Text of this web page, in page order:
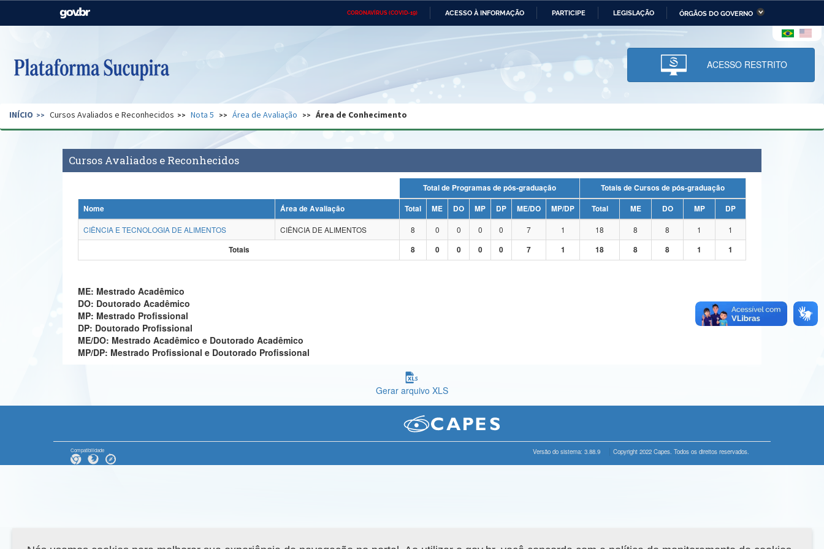
CORONAVÍRUS (COVID-19) ACESSO À INFORMAÇÃO PARTICIPE LEGISLAÇÃO ÓRGÃOS DO GOVERNO
Casa Civil Ministério das Relações Ministério da Economia Ministério da Infraestrutura
Pecuária e Abastecimento
Ministério da Ciência,
Tecnologia, Inovações e
Comunicações
Ministério do Desenvolvimento
Regional e dos Direitos Humanos
Secretaria de Governo Gabinete de Segurança Advocacia-Geral da União Banco Central do Brasil Planalto
ACESSO RESTRITO
INÍCIO Cursos Avaliados e Reconhecidos Nota 5 Área de Avaliação Área de Conhecimento
Cursos Avaliados e Reconhecidos
Total de Programas de pós-graduação
Totais de Cursos de pós-graduação
Nome
Área de Avaliação Total ME DO MP DP ME/DO MP/DP Total ME DO MP
DP
CIÊNCIA E TECNOLOGIA DE ALIMENTOS
CIÊNCIA DE ALIMENTOS 8 0 0 0 0 7 1 18 8 8 1
1
Totais
8 0 0 0 0 7 1 18 8 8 1 1
ME: Mestrado Acadêmico
DO: Doutorado Acadêmico
MP: Mestrado Profissional
DP: Doutorado Profissional
ME/DO: Mestrado Acadêmico e Doutorado Acadêmico
MP/DP: Mestrado Profissional e Doutorado Profissional
Gerar arquivo XLS
Compatibilidade Versão do sistema: 3.88.9 Copyright 2022 Capes. Todos os direitos reservados.